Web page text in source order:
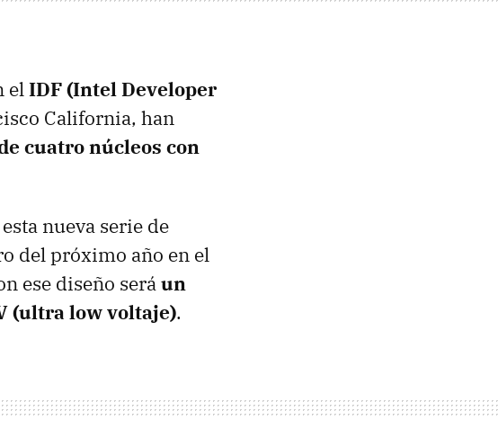
elIDF (Intel Developer
California, han
cuatro núcleos con
nueva serie de
del próximo año en el
ese diseño seráun
(ultra low voltaje).